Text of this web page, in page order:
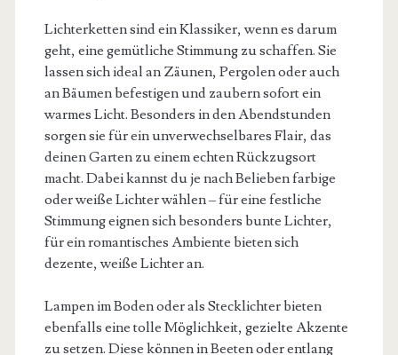
Lichterketten sind ein Klassiker, wenn es darum
geht, eine gemütliche Stimmung zu schaffen. Sie
lassen sich ideal an Zäunen, Pergolen oder auch
an Bäumen befestigen und zaubern sofort ein
warmes Licht. Besonders in den Abendstunden
sorgen sie für ein unverwechselbares Flair, das
deinen Garten zu einem echten Rückzugsort
macht. Dabei kannst du je nach Belieben farbige
oder weiße Lichter wählen – für eine festliche
Stimmung eignen sich besonders bunte Lichter,
für ein romantisches Ambiente bieten sich
dezente, weiße Lichter an.
Lampen im Boden oder als Stecklichter bieten
ebenfalls eine tolle Möglichkeit, gezielte Akzente
zu setzen. Diese können in Beeten oder entlang